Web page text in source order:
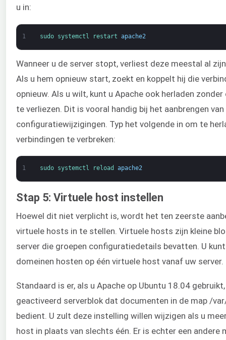
u in:
1 sudo systemctl restart apache2
Wanneer u de server stopt, verliest deze meestal al
Als u hem opnieuw start, zoekt en koppelt hij die
opnieuw. Als u wilt, kunt u Apache ook herladen zonder
te verliezen. Dit is vooral handig bij het aanbrengen van
configuratiewijzigingen. Typ het volgende in om te
verbindingen te verbreken:
1 sudo systemctl reload apache2
Stap 5: Virtuele host instellen
Hoewel dit niet verplicht is, wordt het ten zeerste
virtuele hosts in te stellen. Virtuele hosts zijn kleine
server die groepen configuratiedetails bevatten. U
domeinen hosten op één virtuele host vanaf uw server.
Standaard is er, als u Apache op Ubuntu 18.04
geactiveerd serverblok dat documenten in de map /
bedient. U zult deze instelling willen wijzigen als u
host in plaats van slechts één. Er is echter een andere